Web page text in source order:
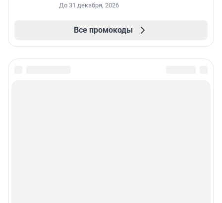
До 31 декабря, 2026
Все промокоды